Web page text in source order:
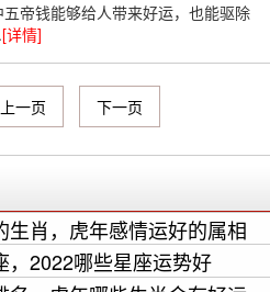
五帝钱能够给人带来好运，也能驱除
[详情]
上一页 下一页
肖，虎年感情运好的属相
，2022哪些星座运势好